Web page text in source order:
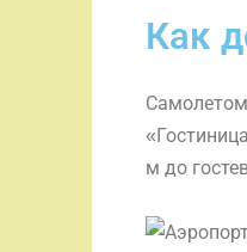
Как
м до